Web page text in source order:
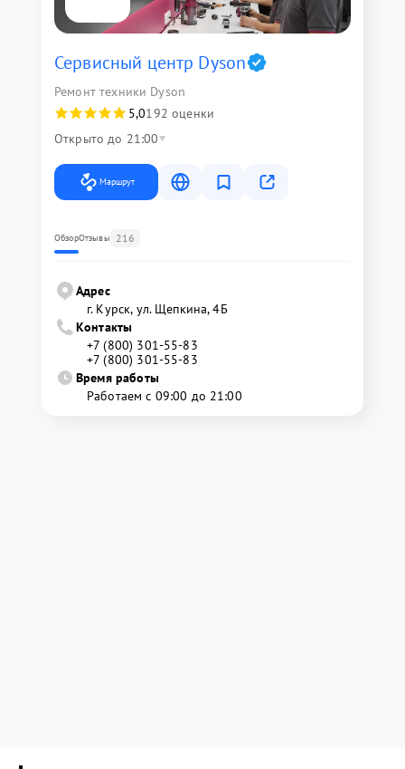
Сервисный центр Dyson
Ремонт техники Dyson
5,0192 оценки
Открыто до 21:00
Маршрут
ОбзорОтзывы 216
Адрес
г. Курск, ул. Щепкина, 4Б
Контакты
+7 (800) 301-55-83
+7 (800) 301-55-83
Время работы
Работаем с 09:00 до 21:00